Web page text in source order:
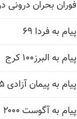
فوران بحران درونی
پیام به فردا ۶۹
پیام به البرز۱۰۰ کرج
پیام به پیمان آزادی ۱۴۰۵
پیام به آگوست ۲۰۰۰